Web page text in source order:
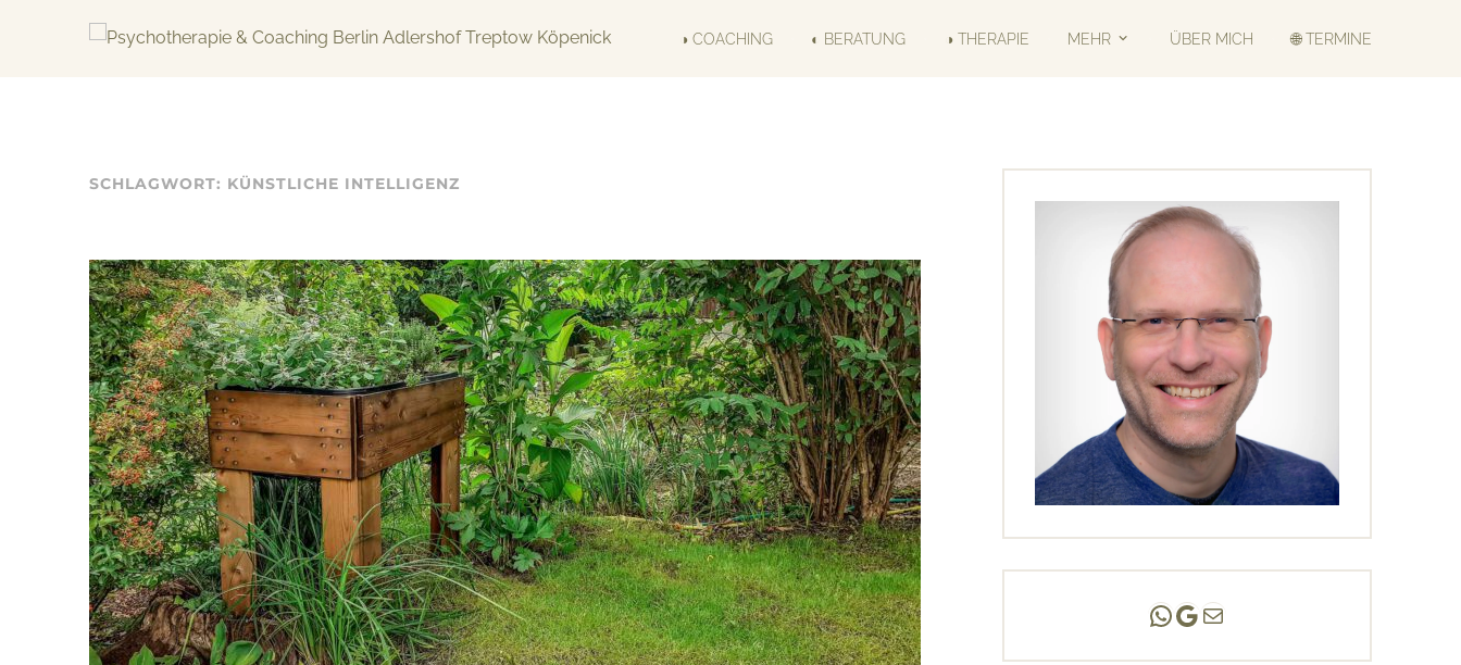
◑ COACHING ◐ BERATUNG ◑ THERAPIE MEHR ÜBER MICH 🌐 TERMINE
SCHLAGWORT: KÜNSTLICHE INTELLIGENZ
Andreas Scholz | (HPP)
Praxis Adlershof
E-Mail an mich ...